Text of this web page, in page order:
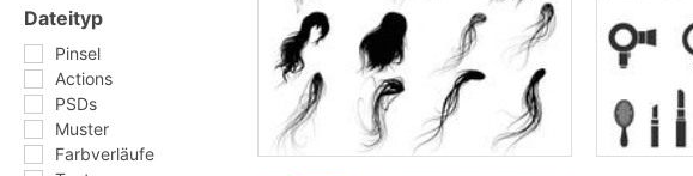
Dateityp
Pinsel
Actions
PSDs
Muster
Farbverläufe